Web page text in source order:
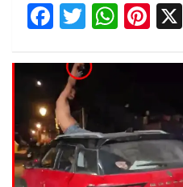
F
ce
b
o
o
k
T
tt
W
at
A
p
p
Pi
er
t